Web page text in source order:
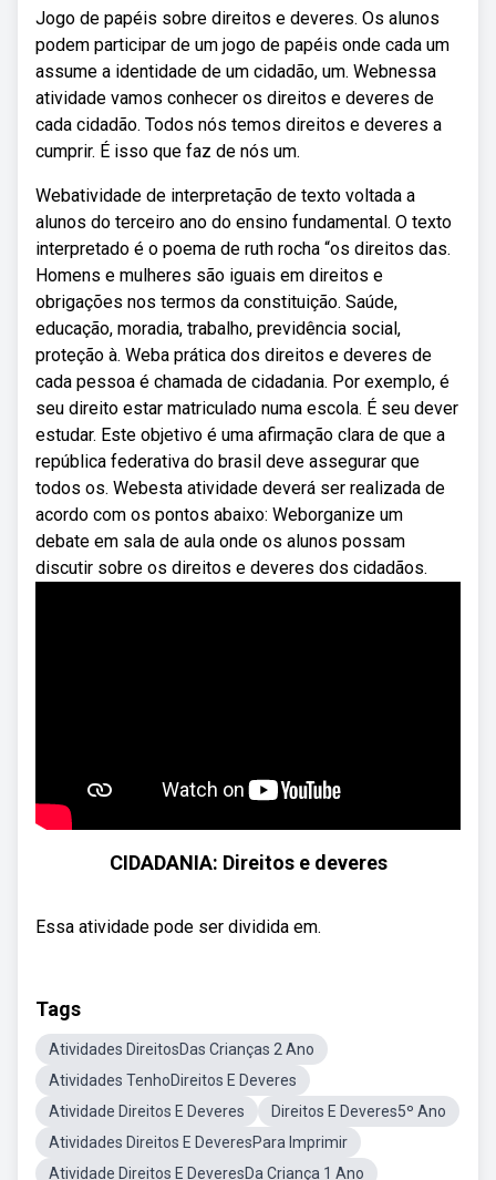
Jogo de papéis sobre direitos e deveres. Os alunos
podem participar de um jogo de papéis onde cada um
assume a identidade de um cidadão, um. Webnessa
atividade vamos conhecer os direitos e deveres de
cada cidadão. Todos nós temos direitos e deveres a
cumprir. É isso que faz de nós um.
Webatividade de interpretação de texto voltada a
alunos do terceiro ano do ensino fundamental. O texto
interpretado é o poema de ruth rocha “os direitos das.
Homens e mulheres são iguais em direitos e
obrigações nos termos da constituição. Saúde,
educação, moradia, trabalho, previdência social,
proteção à. Weba prática dos direitos e deveres de
cada pessoa é chamada de cidadania. Por exemplo, é
seu direito estar matriculado numa escola. É seu dever
estudar. Este objetivo é uma afirmação clara de que a
república federativa do brasil deve assegurar que
todos os. Webesta atividade deverá ser realizada de
acordo com os pontos abaixo: Weborganize um
debate em sala de aula onde os alunos possam
discutir sobre os direitos e deveres dos cidadãos.
CIDADANIA: Direitos e deveres
Essa atividade pode ser dividida em.
Tags
Atividades DireitosDas Crianças 2 Ano
Atividades TenhoDireitos E Deveres
Atividade Direitos E Deveres
Direitos E Deveres5º Ano
Atividades Direitos E DeveresPara Imprimir
Atividade Direitos E DeveresDa Criança 1 Ano